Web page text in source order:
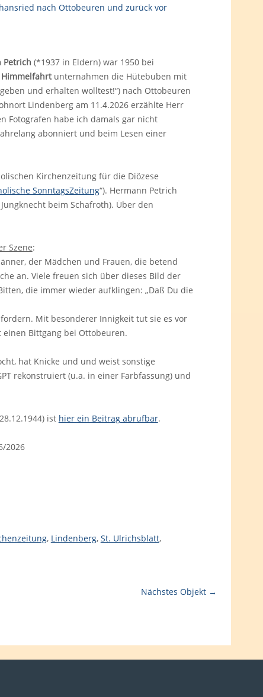
Petrich (*1937 in Eldern) war 1950 bei
unternahmen die Hütebuben mit
und erhalten wolltest!“) nach Ottobeuren
Lindenberg am 11.4.2026 erzählte Herr
Fotografen habe ich damals gar nicht
abonniert und beim Lesen einer
Kirchenzeitung für die Diözese
SonntagsZeitung“). Hermann Petrich
beim Schafroth). Über den
Szene:
der Mädchen und Frauen, die betend
an. Viele freuen sich über dieses Bild der
die immer wieder aufklingen: „Daß Du die
Mit besonderer Innigkeit tut sie es vor
einen Bittgang bei Ottobeuren.
hat Knicke und und weist sonstige
rekonstruiert (u.a. in einer Farbfassung) und
ist hier ein Beitrag abrufbar.
2026
, Lindenberg, St. Ulrichsblatt,
Nächstes Objekt →